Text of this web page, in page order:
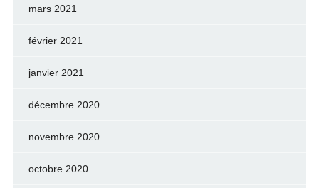
mars 2021
février 2021
janvier 2021
décembre 2020
novembre 2020
octobre 2020